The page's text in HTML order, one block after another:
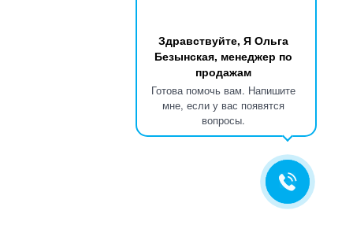
Здравствуйте, Я Ольга
Безынская, менеджер по
продажам
Готова помочь вам. Напишите
мне, если у вас появятся
вопросы.